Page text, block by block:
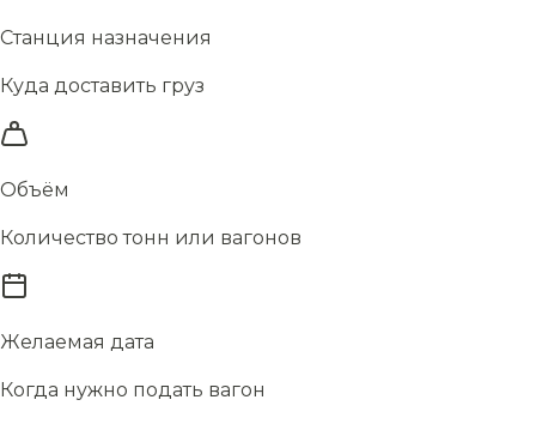
Станция назначения
Куда доставить груз
Объём
Количество тонн или вагонов
Желаемая дата
Когда нужно подать вагон